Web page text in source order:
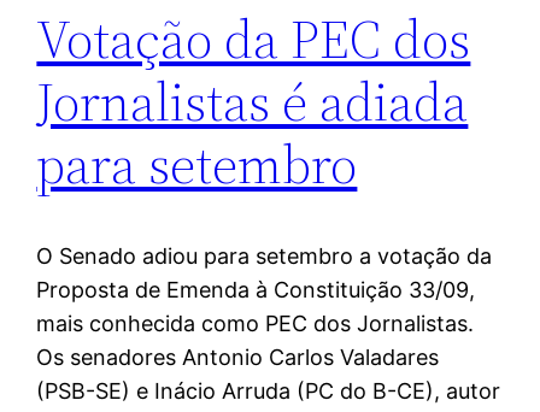
Votação da PEC dos
Jornalistas é adiada
para setembro
O Senado adiou para setembro a votação da
Proposta de Emenda à Constituição 33/09,
mais conhecida como PEC dos Jornalistas.
Os senadores Antonio Carlos Valadares
(PSB-SE) e Inácio Arruda (PC do B-CE), autor